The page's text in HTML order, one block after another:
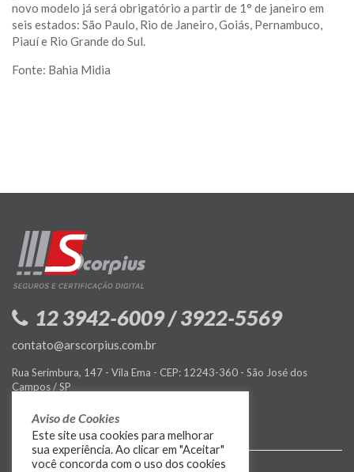
novo modelo já será obrigatório a partir de 1° de janeiro em
seis estados: São Paulo, Rio de Janeiro, Goiás, Pernambuco,
Piauí e Rio Grande do Sul.
Fonte: Bahia Midia
12 3942-6009 / 3922-5569
contato@arscorpius.com.br
Rua Serimbura, 147 - Vila Ema - CEP: 12243-360 - São José dos
Campos / SP
Política de Privacidade
Aviso de Cookies
Este site usa cookies para melhorar
sua experiência. Ao clicar em "Aceitar"
você concorda com o uso dos cookies